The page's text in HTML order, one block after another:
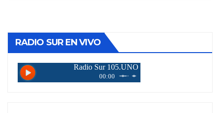
RADIO SUR EN VIVO